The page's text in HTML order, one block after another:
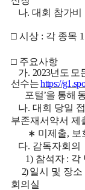
나.대회 참가비
□ 시상 : 각 종목
□ 주요사항
가. 2023년도 모
선수는https://
포털’을 통해
나. 대회 당일
부존재서약서 제
∗ 미제출, 보
다. 감독자회의
1) 참석자 : 각
2) 일시 및 장소
회의실